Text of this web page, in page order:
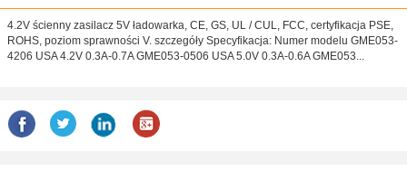
4.2V ścienny zasilacz 5V ładowarka, CE, GS, UL / CUL, FCC, certyfikacja PSE,
ROHS, poziom sprawności V. szczegóły Specyfikacja: Numer modelu GME053-
4206 USA 4.2V 0.3A-0.7A GME053-0506 USA 5.0V 0.3A-0.6A GME053...